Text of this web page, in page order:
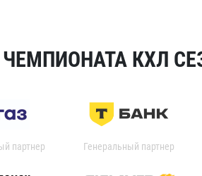
КХЛ
партнер Генеральный партнер